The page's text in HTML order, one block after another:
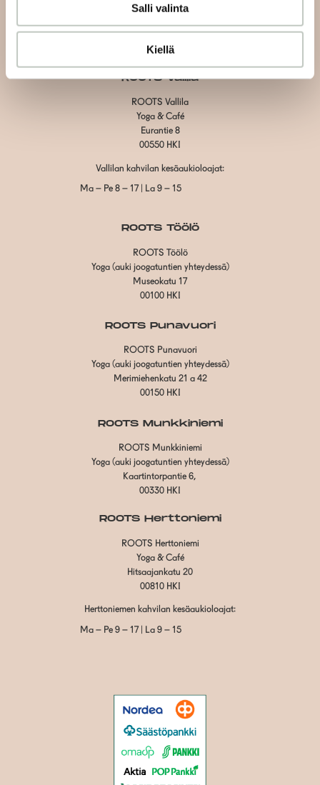
Salli valinta
Kiellä
Toimitus- ja maksuehdot
Evästeiden hallinta
ROOTS Vallila
ROOTS Vallila
Yoga & Café
Eurantie 8
00550 HKI
Vallilan kahvilan kesäaukioloajat:
Ma – Pe 8 – 17 | La 9 – 15
ROOTS Töölö
ROOTS Töölö
Yoga (auki joogatuntien yhteydessä)
Museokatu 17
00100 HKI
ROOTS Punavuori
ROOTS Punavuori
Yoga (auki joogatuntien yhteydessä)
Merimiehenkatu 21 a 42
00150 HKI
ROOTS Munkkiniemi
ROOTS Munkkiniemi
Yoga (auki joogatuntien yhteydessä)
Kaartintorpantie 6,
00330 HKI
ROOTS Herttoniemi
ROOTS Herttoniemi
Yoga & Café
Hitsaajankatu 20
00810 HKI
Herttoniemen kahvilan kesäaukioloajat:
Ma – Pe 9 – 17 | La 9 – 15